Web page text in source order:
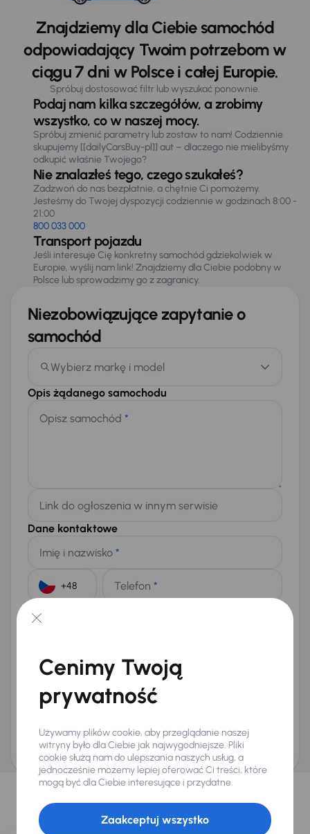
Znajdziemy dla Ciebie samochód
odpowiadający Twoim potrzebom w
ciągu 7 dni w Polsce i całej Europie.
Spróbuj dostosować filtr lub wyszukać ponownie.
Podaj nam kilka szczegółów, a zrobimy
wszystko, co w naszej mocy.
Spróbuj zmienić parametry lub zostaw to nam! Codziennie
skupujemy [[dailyCarsBuy-pl]] aut – dlaczego nie mielibyśmy
odkupić właśnie Twojego?
Nie znalazłeś tego, czego szukałeś?
Zadzwoń do nas bezpłatnie, a chętnie Ci pomożemy.
Jesteśmy do Twojej dyspozycji codziennie w godzinach 8:00 -
21:00
800 033 000
Transport pojazdu
Jeśli interesuje Cię konkretny samochód gdziekolwiek w
Europie, wyślij nam link! Znajdziemy dla Ciebie podobny w
Polsce lub sprowadzimy go z zagranicy.
Niezobowiązujące zapytanie o
samochód
Wybierz markę i model
Opis żądanego samochodu
Opisz samochód *
Link do ogłoszenia w innym serwisie
Dane kontaktowe
Imię i nazwisko *
Telefon *
E-mail
Na numer telefonu (opcjonalnie)
Wyślij zapytanie
ani zagwarantowaną dostępnością pojazdu. AURES Holdings a.s., z siedzibą
Dopraváků 874/15, Čimice, 184 00 Praga 8, będzie przechowywać i przetwarzać
Twoje dane osobowe zgodnie z zasadami ochrony i przetwarzaniadanych
osobowych
Wybraliśmy dla Ciebie
Wybieramy dla Ciebienajlepsze pojazdyz naszej oferty. Kupimy
dla Ciebiedo 400 pojazdówkażdego dnia.
Cenimy Twoją
prywatność
Używamy plików cookie, aby przeglądanie naszej
witryny było dla Ciebie jak najwygodniejsze. Pliki
cookie służą nam do ulepszania naszych usług, a
jednocześnie możemy lepiej oferować Ci treści, które
mogą być dla Ciebie interesujące i przydatne.
Zaakceptuj wszystko